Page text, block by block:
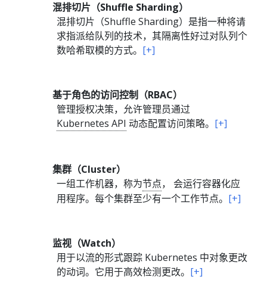
混排切片（Shuffle Sharding）
混排切片（Shuffle Sharding）是指一种将请
求指派给队列的技术，其隔离性好过对队列个
数哈希取模的方式。 [+]
基于角色的访问控制（RBAC）
管理授权决策，允许管理员通过
Kubernetes API 动态配置访问策略。 [+]
集群（Cluster）
一组工作机器，称为节点， 会运行容器化应
用程序。每个集群至少有一个工作节点。 [+]
监视（Watch）
用于以流的形式跟踪 Kubernetes 中对象更改
的动词。它用于高效检测更改。 [+]